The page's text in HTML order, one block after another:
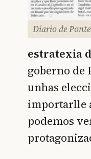
Diario de
estratexia
goberno de
unhas
importarlle
podemos